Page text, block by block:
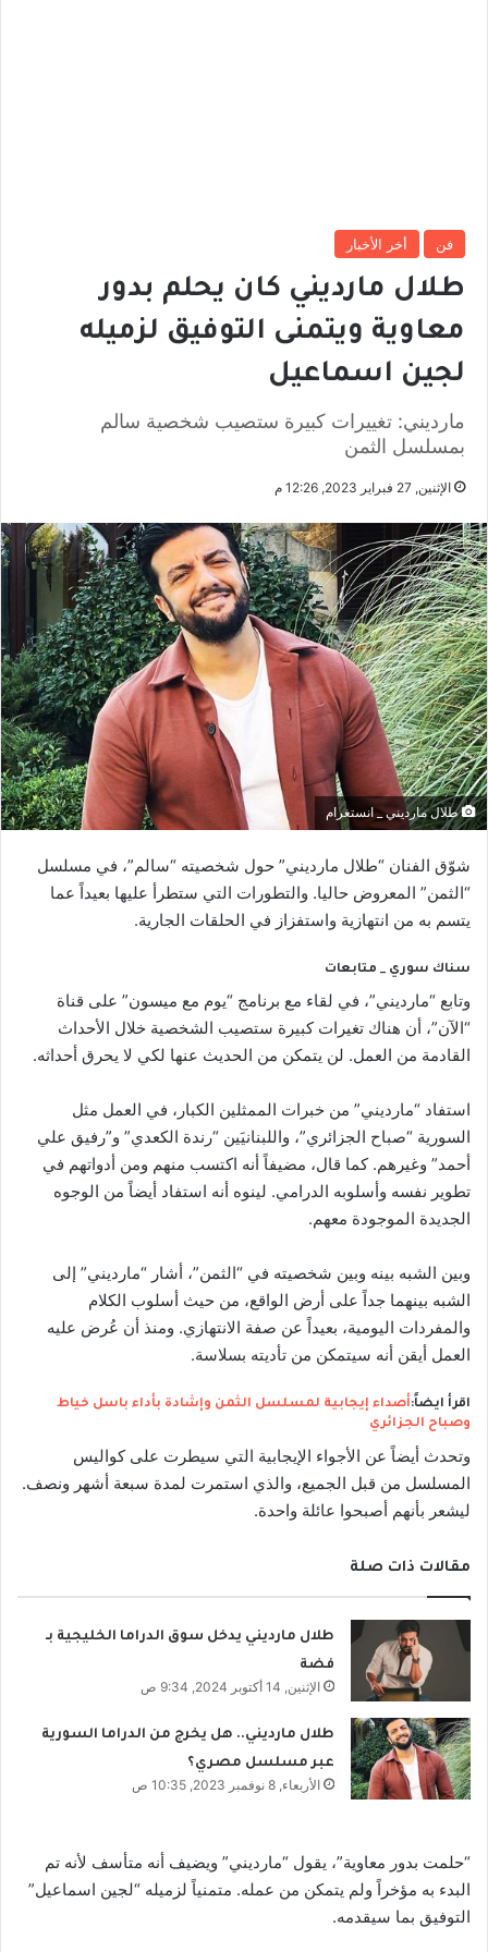
فن أخر الأخبار
طلال مارديني كان يحلم بدور
معاوية ويتمنى التوفيق لزميله
لجين اسماعيل
مارديني: تغييرات كبيرة ستصيب شخصية سالم
بمسلسل الثمن
الإثنين, 27 فبراير 2023, 12:26 م
طلال مارديني _ انستغرام
شوّق الفنان “طلال مارديني” حول شخصيته “سالم”، في مسلسل
“الثمن” المعروض حاليا. والتطورات التي ستطرأ عليها بعيداً عما
يتسم به من انتهازية واستفزاز في الحلقات الجارية.
سناك سوري _ متابعات
وتابع “مارديني”، في لقاء مع برنامج “يوم مع ميسون” على قناة
“الآن”، أن هناك تغيرات كبيرة ستصيب الشخصية خلال الأحداث
القادمة من العمل. لن يتمكن من الحديث عنها لكي لا يحرق أحداثه.
استفاد “مارديني” من خبرات الممثلين الكبار، في العمل مثل
السورية “صباح الجزائري”، واللبنانيَين “رندة الكعدي” و”رفيق علي
أحمد” وغيرهم. كما قال، مضيفاً أنه اكتسب منهم ومن أدواتهم في
تطوير نفسه وأسلوبه الدرامي. لينوه أنه استفاد أيضاً من الوجوه
الجديدة الموجودة معهم.
وبين الشبه بينه وبين شخصيته في “الثمن”، أشار “مارديني” إلى
الشبه بينهما جداً على أرض الواقع، من حيث أسلوب الكلام
والمفردات اليومية، بعيداً عن صفة الانتهازي. ومنذ أن عُرض عليه
العمل أيقن أنه سيتمكن من تأديته بسلاسة.
اقرأ ايضاً:أصداء إيجابية لمسلسل الثمن وإشادة بأداء باسل خياط
وصباح الجزائري
وتحدث أيضاً عن الأجواء الإيجابية التي سيطرت على كواليس
المسلسل من قبل الجميع، والذي استمرت لمدة سبعة أشهر ونصف.
ليشعر بأنهم أصبحوا عائلة واحدة.
مقالات ذات صلة
طلال مارديني يدخل سوق الدراما الخليجية بـ
فضة
الإثنين, 14 أكتوبر 2024, 9:34 ص
طلال مارديني.. هل يخرج من الدراما السورية
عبر مسلسل مصري؟
الأربعاء, 8 نوفمبر 2023, 10:35 ص
“حلمت بدور معاوية”، يقول “مارديني” ويضيف أنه متأسف لأنه تم
البدء به مؤخراً ولم يتمكن من عمله. متمنياً لزميله “لجين اسماعيل”
التوفيق بما سيقدمه.